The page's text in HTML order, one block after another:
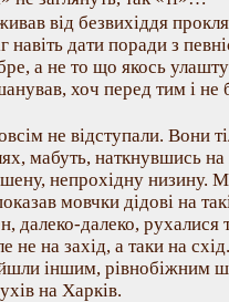
від безвихіддя
навіть дати поради з
а не то що якось
хоч перед тим і не
не відступали. Вони
мабуть, наткнувшись на
непрохідну низину.
мовчки дідові на
далеко-далеко, рухалися
не на захід, а таки на
йшли іншим, рівнобіжним
на Харків.